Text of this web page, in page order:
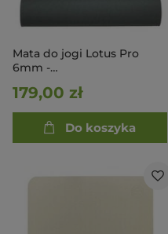
Mata do jogi Lotus Pro
6mm -
179,00 zł
Do koszyka